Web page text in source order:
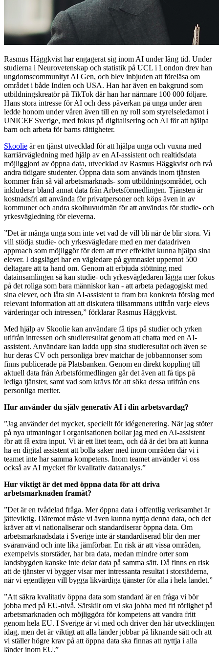
Rasmus Häggkvist har engagerat sig inom AI under lång tid. Under
studierna i Neurovetenskap och statistik på UCL i London drev han
ungdomscommunityt AI Gen, och blev inbjuden att föreläsa om
området i både Indien och USA. Han har även en bakgrund som
utbildningskreatör på TikTok där han har närmare 100 000 följare.
Hans stora intresse för AI och dess påverkan på unga under åren
ledde honom under våren även till en ny roll som styrelseledamot i
UNICEF Sverige, med fokus på digitalisering och AI för att hjälpa
barn och arbeta för barns rättigheter.
Skoolie är en tjänst utvecklad för att hjälpa unga och vuxna med
karriärvägledning med hjälp av en AI-assistent och realtidsdata
möjliggjord av öppna data, utvecklad av Rasmus Häggkvist och två
andra tidigare studenter. Öppna data som används inom tjänsten
kommer från så väl arbetsmarknads- som utbildningsområdet, och
inkluderar bland annat data från Arbetsförmedlingen. Tjänsten är
kostnadsfri att använda för privatpersoner och köps även in av
kommuner och andra skolhuvudmän för att användas för studie- och
yrkesvägledning för eleverna.
”Det är många unga som inte vet vad de vill bli när de blir stora. Vi
vill stödja studie- och yrkesvägledare med en mer datadriven
approach som möjliggör för dem att mer effektivt kunna hjälpa sina
elever. I dagsläget har en vägledare på gymnasiet uppemot 500
deltagare att ta hand om. Genom att erbjuda stöttning med
datainsamlingen så kan studie- och yrkesvägledaren lägga mer fokus
på det roliga som bara människor kan - att arbeta pedagogiskt med
sina elever, och låta sin AI-assistent ta fram bra konkreta förslag med
relevant information att att diskutera tillsammans utifrån varje elevs
värderingar och intressen,” förklarar Rasmus Häggkvist.
Med hjälp av Skoolie kan användare få tips på studier och yrken
utifrån intressen och studieresultat genom att chatta med en AI-
assistent. Användare kan ladda upp sina studieresultat och även se
hur deras CV och personliga brev matchar de jobbannonser som
finns publicerade på Platsbanken. Genom en direkt koppling till
aktuell data från Arbetsförmedlingen går det även att få tips på
lediga tjänster, samt vad som krävs för att söka dessa utifrån ens
personliga meriter.
Hur använder du själv generativ AI i din arbetsvardag?
”Jag använder det mycket, speciellt för idégenerering. När jag stöter
på nya utmaningar i organisationen bollar jag med en AI-assistent
för att få extra input. Vi är ett litet team, och då är det bra att kunna
ha en digital assistent att bolla saker med inom områden där vi i
teamet inte har samma kompetens. Inom teamet använder vi oss
också av AI mycket för kvalitativ dataanalys.”
Hur viktigt är det med öppna data för att driva
arbetsmarknaden framåt?
”Det är en tvådelad fråga. Mer öppna data i offentlig verksamhet är
jätteviktig. Däremot måste vi även kunna nyttja denna data, och det
kräver att vi nationaliserar och standardiserar öppna data. Om
arbetsmarknadsdata i Sverige inte är standardiserad blir den mer
svåranvänd och inte lika jämförbar. En risk är att vissa områden,
exempelvis storstäder, har bra data, medan mindre orter som
landsbygden kanske inte delar data på samma sätt. Då finns en risk
att de tjänster vi bygger visar mer intressanta resultat i storstäderna,
när vi egentligen vill bygga likvärdiga tjänster för alla i hela landet.”
”Att säkra kvalitativ öppna data som standard är en fråga vi bör
jobba med på EU-nivå. Särskilt om vi ska jobba med fri rörlighet på
arbetsmarknaden och möjliggöra för kompetens att vandra fritt
genom hela EU. I Sverige är vi med och driver den här utvecklingen
idag, men det är viktigt att alla länder jobbar på liknande sätt och att
vi ställer högre krav på att öppna data ska finnas att nyttja i alla
länder inom EU.”